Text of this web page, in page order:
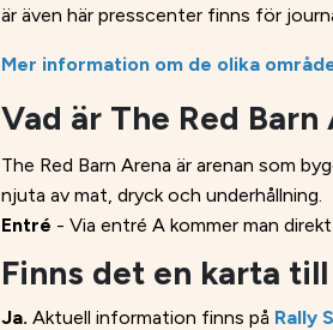
är även här presscenter finns för
Mer information om de olika
Vad är The Red Barn
The Red Barn Arena är arenan som
njuta av mat, dryck och underhållning.
Entré - Via entré A kommer man
Finns det en karta
Ja. Aktuell information finns på Rally